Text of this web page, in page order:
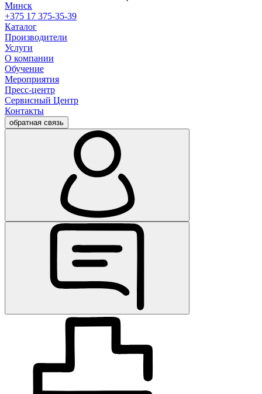
Минск
+375 17 375-35-39
Каталог
Производители
Услуги
О компании
Обучение
Мероприятия
Пресс-центр
Сервисный Центр
Контакты
обратная связь